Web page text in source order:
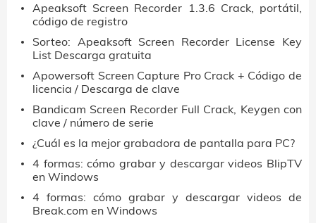
Apeaksoft Screen Recorder 1.3.6 Crack, portátil,
código de registro
Sorteo: Apeaksoft Screen Recorder License Key
List Descarga gratuita
Apowersoft Screen Capture Pro Crack + Código de
licencia / Descarga de clave
Bandicam Screen Recorder Full Crack, Keygen con
clave / número de serie
¿Cuál es la mejor grabadora de pantalla para PC?
4 formas: cómo grabar y descargar videos BlipTV
en Windows
4 formas: cómo grabar y descargar videos de
Break.com en Windows